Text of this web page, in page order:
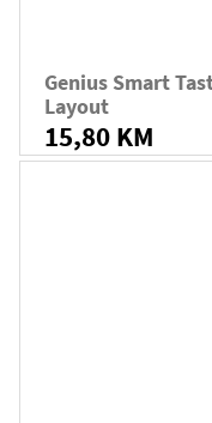
Genius Smart
Layout
15,80 KM